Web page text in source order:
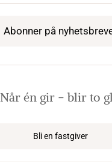
Abonner på
Når én gir − blir to
Bli en fastgiver